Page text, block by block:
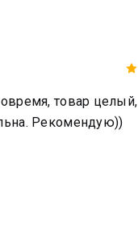
товар целый,
Рекомендую))